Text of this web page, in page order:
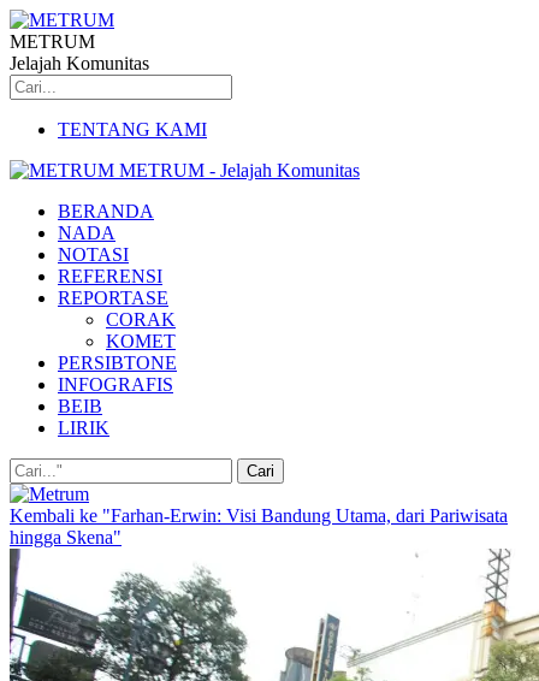
METRUM
Jelajah Komunitas
TENTANG KAMI
METRUM - Jelajah Komunitas
BERANDA
NADA
NOTASI
REFERENSI
REPORTASE
CORAK
KOMET
PERSIBTONE
INFOGRAFIS
BEIB
LIRIK
Kembali ke "Farhan-Erwin: Visi Bandung Utama, dari Pariwisata
hingga Skena"